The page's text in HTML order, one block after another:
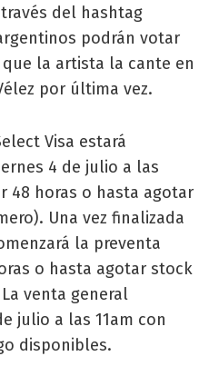
del hashtag
podrán votar
la artista la cante en
por última vez.
Visa estará
4 de julio a las
48 horas o hasta agotar
Una vez finalizada
la preventa
o hasta agotar stock
venta general
julio a las 11am con
disponibles.